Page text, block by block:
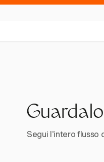
Segui l'intero flusso